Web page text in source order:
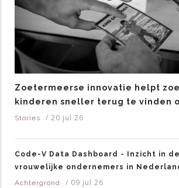
Zoetermeerse innovatie helpt
kinderen sneller terug te vinden
Stories / 20 jul 26
Code-V Data Dashboard - Inzicht in
vrouwelijke ondernemers in
Achtergrond
/ 09 jul 26